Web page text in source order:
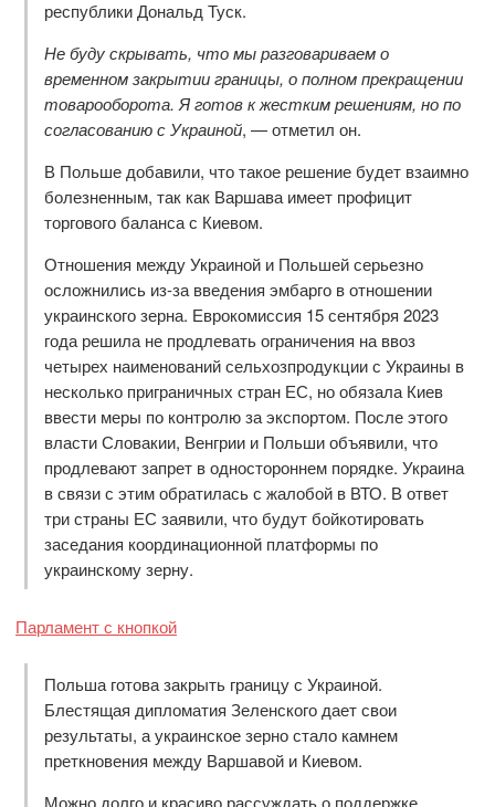
республики Дональд Туск.
Не буду скрывать, что мы разговариваем о
временном закрытии границы, о полном прекращении
товарооборота. Я готов к жестким решениям, но по
согласованию с Украиной, — отметил он.
В Польше добавили, что такое решение будет взаимно
болезненным, так как Варшава имеет профицит
торгового баланса с Киевом.
Отношения между Украиной и Польшей серьезно
осложнились из-за введения эмбарго в отношении
украинского зерна. Еврокомиссия 15 сентября 2023
года решила не продлевать ограничения на ввоз
четырех наименований сельхозпродукции с Украины в
несколько приграничных стран ЕС, но обязала Киев
ввести меры по контролю за экспортом. После этого
власти Словакии, Венгрии и Польши объявили, что
продлевают запрет в одностороннем порядке. Украина
в связи с этим обратилась с жалобой в ВТО. В ответ
три страны ЕС заявили, что будут бойкотировать
заседания координационной платформы по
украинскому зерну.
Парламент с кнопкой
Польша готова закрыть границу с Украиной.
Блестящая дипломатия Зеленского дает свои
результаты, а украинское зерно стало камнем
преткновения между Варшавой и Киевом.
Можно долго и красиво рассуждать о поддержке